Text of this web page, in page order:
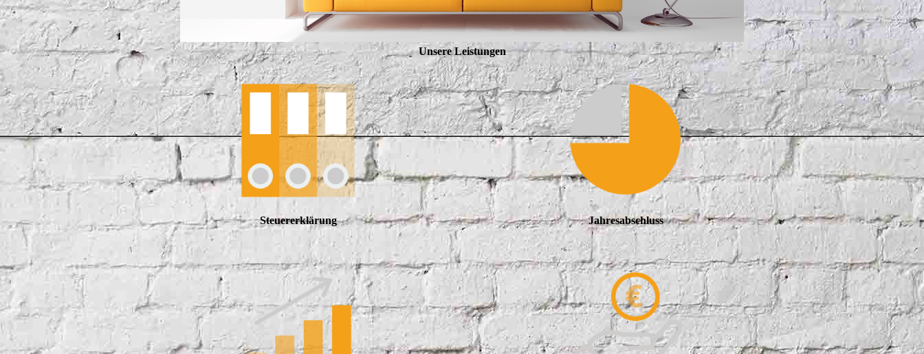
Unsere Leistungen
Steuererklärung Jahresabschluss